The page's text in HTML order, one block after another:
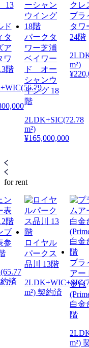
ド
タ
ア
ワ
階
パークタ
ワー芝浦
ベイワー
ド オー
シャンウ
イング 18
階
2LDK+SIC(72.78
m²)
¥165,000,000
クレ
プラ
タワ
24階
m²)
for rent
ブ
参
済
ロイヤル
パークス
品川 13階
m²) 契約済
プラ
アー
金台
白金
階
m²)